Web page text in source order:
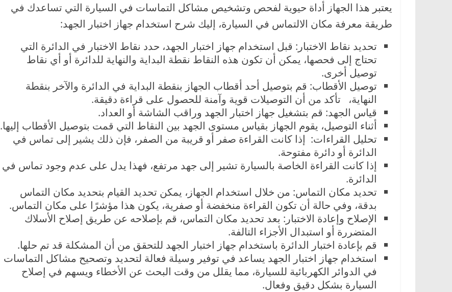
يعتبر هذا الجهاز أداة حيوية لفحص وتشخيص مشاكل التماسات في السيارة التي تساعدك في
طريقة معرفة مكان الالتماس في السيارة، إليك شرح استخدام جهاز اختبار الجهد:
تحديد نقاط الاختبار: قبل استخدام جهاز اختبار الجهد، حدد نقاط الاختبار في الدائرة التي
تحتاج إلى فحصها، يمكن أن تكون هذه النقاط نقطة البداية والنهاية للدائرة أو أي نقاط
توصيل أخرى.
توصيل الأقطاب: قم بتوصيل أحد أقطاب الجهاز بنقطة البداية في الدائرة والآخر بنقطة
النهاية، تأكد من أن التوصيلات قوية وآمنة للحصول على قراءة دقيقة.
قياس الجهد: قم بتشغيل جهاز اختبار الجهد وراقب الشاشة أو العداد.
أثناء التوصيل، يقوم الجهاز بقياس مستوى الجهد بين النقاط التي قمت بتوصيل الأقطاب إليها.
تحليل القراءات: إذا كانت القراءة صفر أو قريبة من الصفر، فإن ذلك يشير إلى تماس في
الدائرة أو دائرة مفتوحة.
إذا كانت القراءة الخاصة بالسيارة تشير إلى جهد مرتفع، فهذا يدل على عدم وجود تماس في
الدائرة.
تحديد مكان التماس: من خلال استخدام الجهاز، يمكن تحديد القيام بتحديد مكان التماس
بدقة، وفي حالة أن تكون القراءة منخفضة أو صفرية، يكون هذا مؤشرًا على مكان التماس.
الإصلاح وإعادة الاختبار: بعد تحديد مكان التماس، قم بإصلاحه عن طريق إصلاح الأسلاك
المتضررة أو استبدال الأجزاء التالفة.
قم بإعادة اختبار الدائرة باستخدام جهاز اختبار الجهد للتحقق من أن المشكلة قد تم حلها.
استخدام جهاز اختبار الجهد يساعد في توفير وسيلة فعالة لتحديد وتصحيح مشاكل التماسات
في الدوائر الكهربائية للسيارة، مما يقلل من وقت البحث عن الأخطاء ويسهم في إصلاح
السيارة بشكل دقيق وفعال.